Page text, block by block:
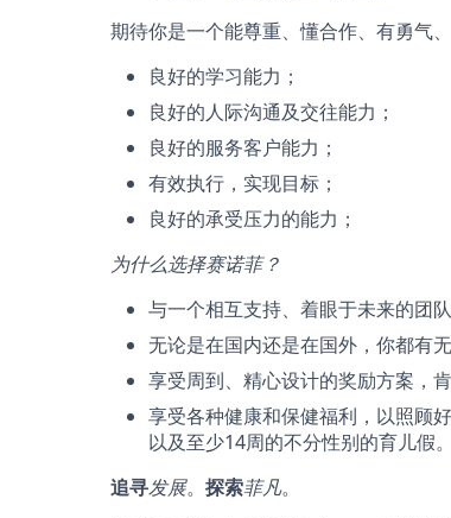
期待你是一个能尊重、懂合作、有勇气
良好的学习能力；
良好的人际沟通及交往能力；
良好的服务客户能力；
有效执行，实现目标；
良好的承受压力的能力；
为什么选择赛诺菲？
与一个相互支持、着眼于未来的团
无论是在国内还是在国外，你都有
享受周到、精心设计的奖励方案，
享受各种健康和保健福利，以照顾
以及至少14周的不分性别的育儿假。
追寻发展。 探索菲凡。